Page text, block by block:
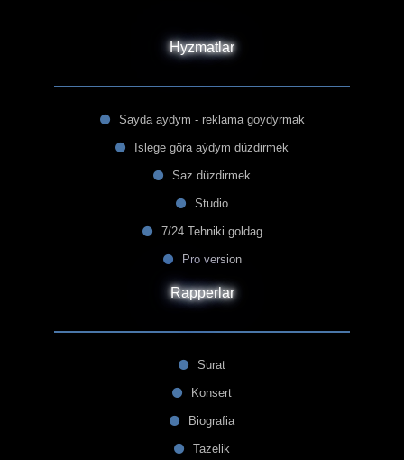
Hyzmatlar
Sayda aydym - reklama goydyrmak
Islege göra aýdym düzdirmek
Saz düzdirmek
Studio
7/24 Tehniki goldag
Pro version
Rapperlar
Surat
Konsert
Biografia
Tazelik